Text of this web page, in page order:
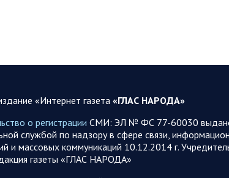
«Интернет газета «ГЛАС НАРОДА»
о регистрации СМИ: ЭЛ № ФС 77-60030
службой по надзору в сфере связи,
и массовых коммуникаций 10.12.2014 г.
газеты «ГЛАС НАРОДА»